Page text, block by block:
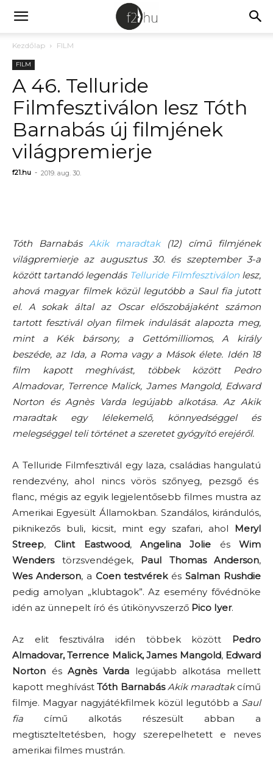
Kezdőlap FILM
FILM
A 46. Telluride
Filmfesztiválon lesz Tóth
Barnabás új filmjének
világpremierje
f21.hu - 2019. aug. 30.
Tóth Barnabás Akik maradtak(12) című filmjének
világpremierje az augusztus 30. és szeptember 3-a
között tartandó legendás Telluride Filmfesztiválonlesz,
ahová magyar filmek közül legutóbb a Saul fia jutott
el. A sokak által az Oscar előszobájaként számon
tartott fesztivál olyan filmek indulását alapozta meg,
mint a Kék bársony, a Gettómilliomos, A király
beszéde, az Ida, a Roma vagy a Mások élete. Idén 18
film kapott meghívást, többek között Pedro
Almadovar, Terrence Malick, James Mangold, Edward
Norton és Agnès Varda legújabb alkotása. Az Akik
maradtak egy lélekemelő, könnyedséggel és
melegséggel teli történet a szeretet gyógyító erejéről.
A Telluride Filmfesztivál egy laza, családias hangulatú
rendezvény, ahol nincs vörös szőnyeg, pezsgő és
flanc, mégis az egyik legjelentősebb filmes mustra az
Amerikai Egyesült Államokban. Szandálos, kirándulós,
piknikezős buli, kicsit, mint egy szafari, ahol Meryl
Streep, Clint Eastwood,Angelina Jolie ésWim
Wenderstörzsvendégek, Paul Thomas Anderson,
Wes Anderson, a Coen testvérekésSalman Rushdie
pedig amolyan „klubtagok”. Az esemény fővédnöke
idén az ünnepelt író és útikönyvszerző Pico Iyer.
Az elit fesztiválra idén többek között Pedro
Almadovar, Terrence Malick, James Mangold, Edward
Norton ésAgnès Varda legújabb alkotása mellett
kapott meghívástTóth Barnabás Akik maradtakcímű
filmje. Magyar nagyjátékfilmek közül legutóbb a Saul
fia című alkotás részesült abban a
megtiszteltetésben, hogy szerepelhetett e neves
amerikai filmes mustrán.